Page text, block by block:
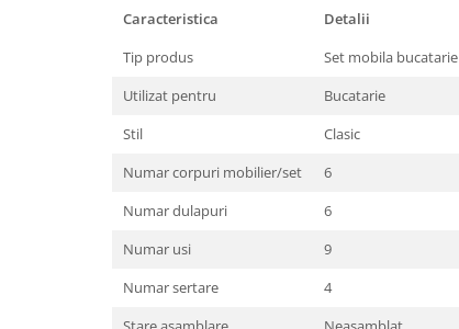
Caracteristica
Detalii
Tip produs
Set mobila bucatarie
Utilizat pentru
Bucatarie
Stil
Clasic
Numar corpuri mobilier/set
6
Numar dulapuri
6
Numar usi
9
Numar sertare
4